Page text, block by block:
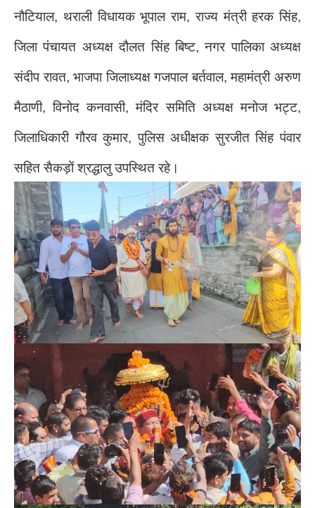
नौटियाल, थराली विधायक भूपाल राम, राज्य मंत्री हरक सिंह,
जिला पंचायत अध्यक्ष दौलत सिंह बिष्ट, नगर पालिका अध्यक्ष
संदीप रावत, भाजपा जिलाध्यक्ष गजपाल बर्तवाल, महामंत्री अरुण
मैठाणी, विनोद कनवासी, मंदिर समिति अध्यक्ष मनोज भट्ट,
जिलाधिकारी गौरव कुमार, पुलिस अधीक्षक सुरजीत सिंह पंवार
सहित सैकड़ों श्रद्धालु उपस्थित रहे।